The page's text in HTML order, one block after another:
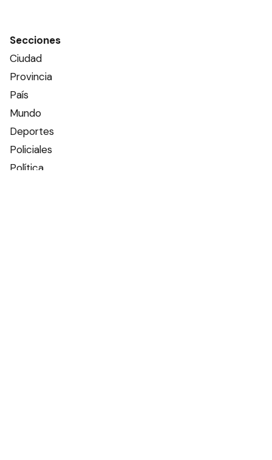
Secciones
Ciudad
Provincia
País
Mundo
Deportes
Policiales
Política